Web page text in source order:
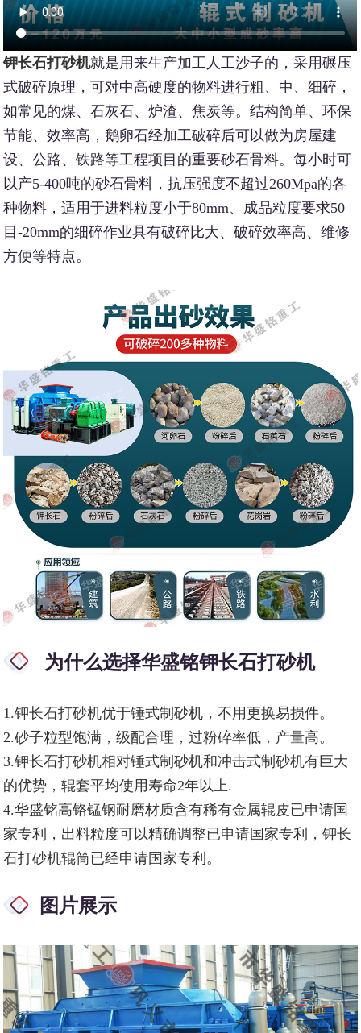
钾长石打砂机就是用来生产加工人工沙子的，采用碾压
式破碎原理，可对中高硬度的物料进行粗、中、细碎，
如常见的煤、石灰石、炉渣、焦炭等。结构简单、环保
节能、效率高，鹅卵石经加工破碎后可以做为房屋建
设、公路、铁路等工程项目的重要砂石骨料。每小时可
以产5-400吨的砂石骨料，抗压强度不超过260Mpa的各
种物料，适用于进料粒度小于80mm、成品粒度要求50
目-20mm的细碎作业具有破碎比大、破碎效率高、维修
方便等特点。
为什么选择华盛铭钾长石打砂机
1.钾长石打砂机优于锤式制砂机，不用更换易损件。
2.砂子粒型饱满，级配合理，过粉碎率低，产量高。
3.钾长石打砂机相对锤式制砂机和冲击式制砂机有巨大
的优势，辊套平均使用寿命2年以上.
4.华盛铭高铬锰钢耐磨材质含有稀有金属辊皮已申请国
家专利，出料粒度可以精确调整已申请国家专利，钾长
石打砂机辊筒已经申请国家专利。
图片展示